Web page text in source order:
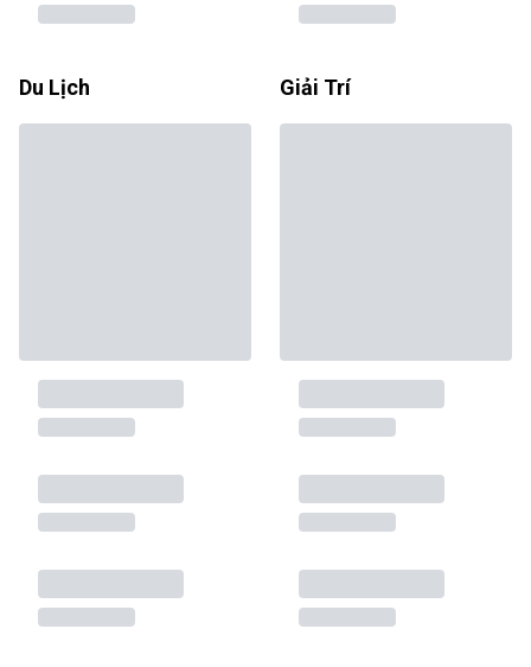
Du Lịch Giải Trí